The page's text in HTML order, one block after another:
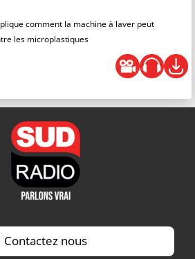
comment la machine à laver peut
les microplastiques
Contactez nous